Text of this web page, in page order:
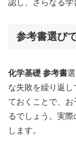
認し、さらなる学
参考書選び
化学基礎 参考書
な失敗を繰り返
ておくことで、
るでしょう。実
します。